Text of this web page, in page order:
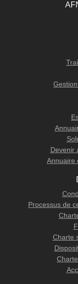
Devenir
Annuaire
Processus de
Charte